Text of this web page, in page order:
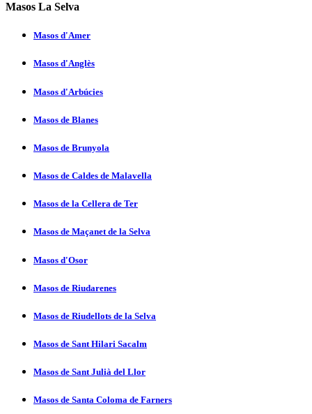
Masos La Selva
Masos d'Amer
Masos d'Anglès
Masos d'Arbúcies
Masos de Blanes
Masos de Brunyola
Masos de Caldes de Malavella
Masos de la Cellera de Ter
Masos de Maçanet de la Selva
Masos d'Osor
Masos de Riudarenes
Masos de Riudellots de la Selva
Masos de Sant Hilari Sacalm
Masos de Sant Julià del Llor
Masos de Santa Coloma de Farners